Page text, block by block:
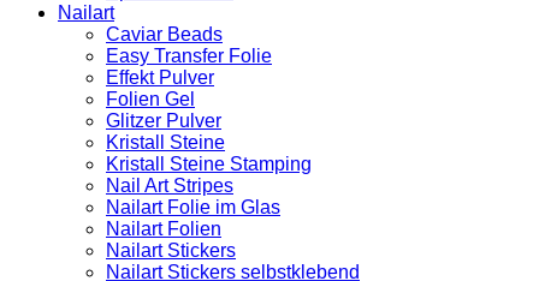
Nailart
Caviar Beads
Easy Transfer Folie
Effekt Pulver
Folien Gel
Glitzer Pulver
Kristall Steine
Kristall Steine Stamping
Nail Art Stripes
Nailart Folie im Glas
Nailart Folien
Nailart Stickers
Nailart Stickers selbstklebend